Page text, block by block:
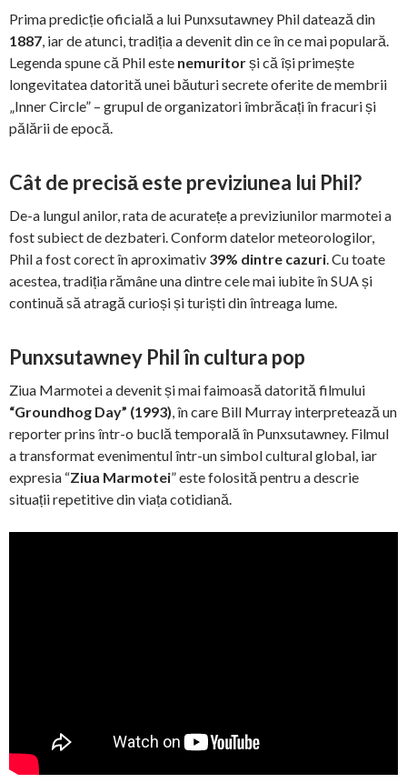
Prima predicție oficială a lui Punxsutawney Phil datează din
1887, iar de atunci, tradiția a devenit din ce în ce mai populară.
Legenda spune că Phil este nemuritorși că își primește
longevitatea datorită unei băuturi secrete oferite de membrii
„Inner Circle” – grupul de organizatori îmbrăcați în fracuri și
pălării de epocă.
Cât de precisă este previziunea lui Phil?
De-a lungul anilor, rata de acuratețe a previziunilor marmotei a
fost subiect de dezbateri. Conform datelor meteorologilor,
Phil a fost corect în aproximativ 39% dintre cazuri. Cu toate
acestea, tradiția rămâne una dintre cele mai iubite în SUA și
continuă să atragă curioși și turiști din întreaga lume.
Punxsutawney Phil în cultura pop
Ziua Marmotei a devenit și mai faimoasă datorită filmului
“Groundhog Day” (1993), în care Bill Murray interpretează un
reporter prins într-o buclă temporală în Punxsutawney. Filmul
a transformat evenimentul într-un simbol cultural global, iar
expresia “Ziua Marmotei” este folosită pentru a descrie
situații repetitive din viața cotidiană.